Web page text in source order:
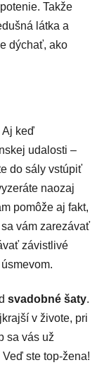
Takže
látka a
dýchať, ako
Aj keď
udalosti –
do sály vstúpiť
naozaj
pomôže aj fakt,
vám zarezávať
závistlivé
svadobné šaty.
v živote, pri
sa vás už
ste top-žena!